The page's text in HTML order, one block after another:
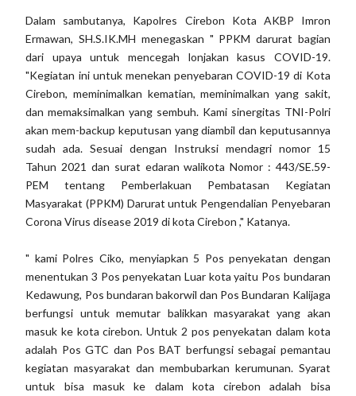
Dalam sambutanya, Kapolres Cirebon Kota AKBP Imron
Ermawan, SH.S.IK.MH menegaskan " PPKM darurat bagian
dari upaya untuk mencegah lonjakan kasus COVID-19.
"Kegiatan ini untuk menekan penyebaran COVID-19 di Kota
Cirebon, meminimalkan kematian, meminimalkan yang sakit,
dan memaksimalkan yang sembuh. Kami sinergitas TNI-Polri
akan mem-backup keputusan yang diambil dan keputusannya
sudah ada. Sesuai dengan Instruksi mendagri nomor 15
Tahun 2021 dan surat edaran walikota Nomor : 443/SE.59-
PEM tentang Pemberlakuan Pembatasan Kegiatan
Masyarakat (PPKM) Darurat untuk Pengendalian Penyebaran
Corona Virus disease 2019 di kota Cirebon ," Katanya.
" kami Polres Ciko, menyiapkan 5 Pos penyekatan dengan
menentukan 3 Pos penyekatan Luar kota yaitu Pos bundaran
Kedawung, Pos bundaran bakorwil dan Pos Bundaran Kalijaga
berfungsi untuk memutar balikkan masyarakat yang akan
masuk ke kota cirebon. Untuk 2 pos penyekatan dalam kota
adalah Pos GTC dan Pos BAT berfungsi sebagai pemantau
kegiatan masyarakat dan membubarkan kerumunan. Syarat
untuk bisa masuk ke dalam kota cirebon adalah bisa